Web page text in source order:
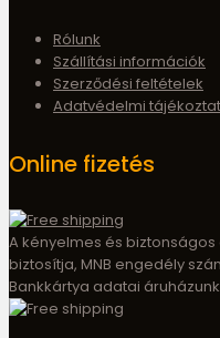
Rólunk
Szállítási információk
Szerződési feltételek
Adatvédelmi
Online fizetés
A kényelmes és biztonságos
biztosítja, MNB engedély
Bankkártya adatai